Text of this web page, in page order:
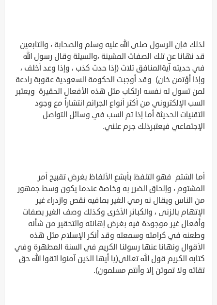
لذلك فإن الرسول صلى الله عليه وسلم والصحابة ، والتابعين
قد نهانا عن تلك الصفات المشينة ،والسيئة وقال رسول الله
في حديثه آيةالمنافق ثلاث (إذا حدث كذب ، وإذا وعد أخلف ،
وإذا أؤتمن خان) وقد أوجبت الحكومة السعودية عقوبة رادعة
لمن تسول له نفسه ارتكاب مثل هذه الأفعال الحقيرة ويعتبر
السب الإلكتروني من أكثر أنواع الجرائم انتشاراً مع وجود
التقنيات الحديثة أما إذا تم السب في وسائل التواصل
الإجتماعي فيعتبرذلك جرم علني.
أما الشتم فهو التلفظ بأبشع الألفاظ بغرض تقبيح أمر
المشتوم ، وإلحاق الضرر به وخاصة عندما يكون وسط جمهور
من الناس ويقال نه رمي الغير بمافيه نقص وازدراء غير
الإتهام بالزنى ، والكبائر الأخرى وكذلك وصف الغير بصفات
وأفعال غير موجودة فيه بغرض إهانته والتحقير من شأنه
وطعنه في كرامته وسمعته وقد أنكر الإسلام مثل هذه
الأقوال ونهانا عنها رسولنا الكريم في السنة المطهرة وفي
كتابه الكريم قول الله تعالى(يا أيها الذين آمنوا اتقوا الله حق
تقاته ولا تموتن إلا وأنتم مسلمون).